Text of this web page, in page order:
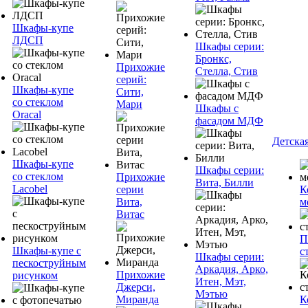
Шкафы-купе
ЛДСП
Шкафы-купе
со стеклом
Oracal
Шкафы-купе
со стеклом
Lacobel
Шкафы-купе с
пескоструйным
рисунком
Прихожие
серий:
Сити,
Мари
Прихожие
серии
Вита,
Витас
Прихожие
Джерси,
Миранда
Шкафы серии:
Бронкс,
Стелла, Стив
Шкафы с
фасадом МДФ
Шкафы серии:
Вита, Билли
Шкафы серии:
Аркадия, Арко,
Итен, Мэт,
Мэтью